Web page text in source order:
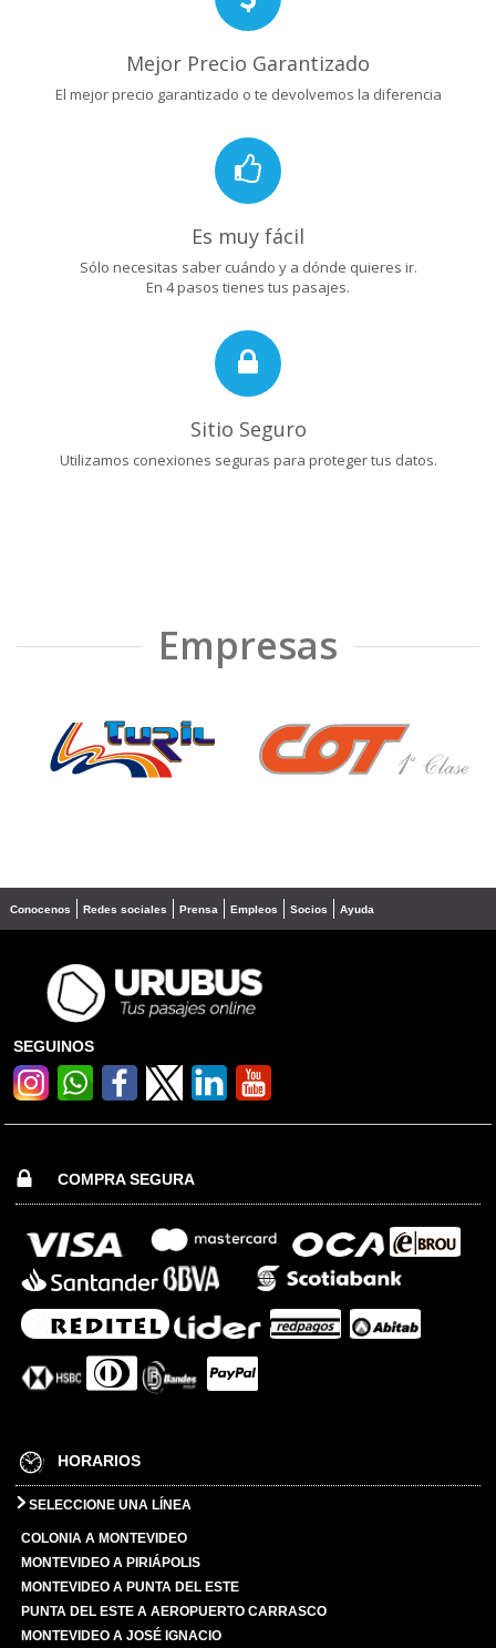
Mejor Precio Garantizado
El mejor precio garantizado o te devolvemos la diferencia
Es muy fácil
Sólo necesitas saber cuándo y a dónde quieres ir.
En 4 pasos tienes tus pasajes.
Sitio Seguro
Utilizamos conexiones seguras para proteger tus datos.
Empresas
❮ ❯
Conocenos Redes sociales Prensa Empleos Socios Ayuda
SEGUINOS
COMPRA SEGURA
HORARIOS
SELECCIONE UNA LÍNEA
COLONIA A MONTEVIDEO
MONTEVIDEO A PIRIÁPOLIS
MONTEVIDEO A PUNTA DEL ESTE
PUNTA DEL ESTE A AEROPUERTO CARRASCO
MONTEVIDEO A JOSÉ IGNACIO